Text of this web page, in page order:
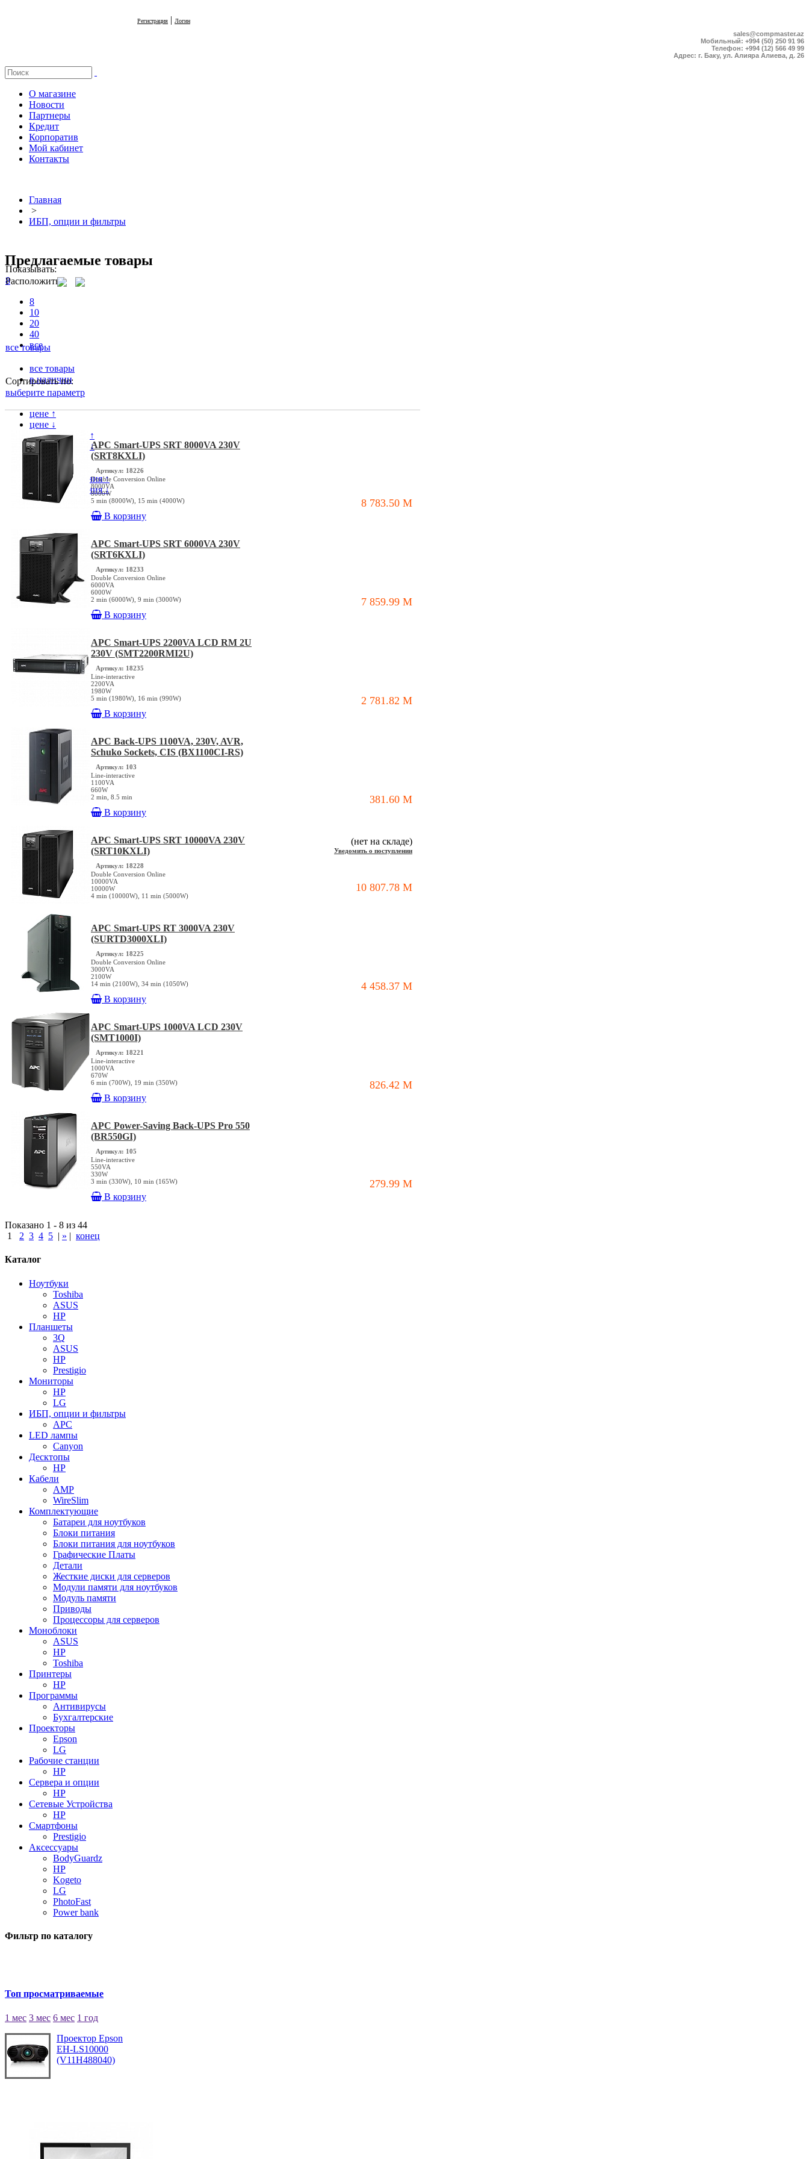
Регистрация | Логин
sales@compmaster.az
Мобильный: +994 (50) 250 91 96
Телефон: +994 (12) 566 49 99
Адрес: г. Баку, ул. Алияра Алиева, д. 26
О магазине
Новости
Партнеры
Кредит
Корпоратив
Мой кабинет
Контакты
Главная
>
ИБП, опции и фильтры
Предлагаемые товары
Расположить
Показывать:
8
8
10
20
40
все
все товары
все товары
в наличии
Сортировать по:
выберите параметр
цене ↑
цене ↓
популярности ↑
популярности ↓
модели ↑
модели ↓
дате поступления ↑
дате поступления ↓
APC Smart-UPS SRT 8000VA 230V
(SRT8KXLI)
Артикул: 18226
Double Conversion Online
8000VA
8000W
5 min (8000W), 15 min (4000W)
В корзину
8 783.50 M
APC Smart-UPS SRT 6000VA 230V
(SRT6KXLI)
Артикул: 18233
Double Conversion Online
6000VA
6000W
2 min (6000W), 9 min (3000W)
В корзину
7 859.99 M
APC Smart-UPS 2200VA LCD RM 2U
230V (SMT2200RMI2U)
Артикул: 18235
Line-interactive
2200VA
1980W
5 min (1980W), 16 min (990W)
В корзину
2 781.82 M
APC Back-UPS 1100VA, 230V, AVR,
Schuko Sockets, CIS (BX1100CI-RS)
Артикул: 103
Line-interactive
1100VA
660W
2 min, 8.5 min
В корзину
381.60 M
APC Smart-UPS SRT 10000VA 230V
(SRT10KXLI)
Артикул: 18228
Double Conversion Online
10000VA
10000W
4 min (10000W), 11 min (5000W)
(нет на складе)
Уведомить о поступлении
10 807.78 M
APC Smart-UPS RT 3000VA 230V
(SURTD3000XLI)
Артикул: 18225
Double Conversion Online
3000VA
2100W
14 min (2100W), 34 min (1050W)
В корзину
4 458.37 M
APC Smart-UPS 1000VA LCD 230V
(SMT1000I)
Артикул: 18221
Line-interactive
1000VA
670W
6 min (700W), 19 min (350W)
В корзину
826.42 M
APC Power-Saving Back-UPS Pro 550
(BR550GI)
Артикул: 105
Line-interactive
550VA
330W
3 min (330W), 10 min (165W)
В корзину
279.99 M
Показано 1 - 8 из 44
1
2 3 4 5 | » | конец
Каталог
Ноутбуки
Toshiba
ASUS
HP
Планшеты
3Q
ASUS
HP
Prestigio
Мониторы
HP
LG
ИБП, опции и фильтры
APC
LED лампы
Canyon
Десктопы
HP
Кабели
AMP
WireSlim
Комплектующие
Батареи для ноутбуков
Блоки питания
Блоки питания для ноутбуков
Графические Платы
Детали
Жесткие диски для серверов
Модули памяти для ноутбуков
Модуль памяти
Приводы
Процессоры для серверов
Моноблоки
ASUS
HP
Toshiba
Принтеры
HP
Программы
Антивирусы
Бухгалтерские
Проекторы
Epson
LG
Рабочие станции
HP
Сервера и опции
HP
Сетевые Устройства
HP
Смартфоны
Prestigio
Аксессуары
BodyGuardz
HP
Kogeto
LG
PhotoFast
Power bank
Фильтр по каталогу
Топ просматриваемые
1 мес 3 мес 6 мес 1 год
Проектор Epson
EH-LS10000
(V11H488040)